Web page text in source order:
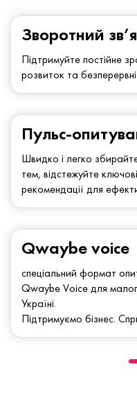
Зворотний
Підтримуйте постійне
розвиток та безперервні
Qwaybe voice
спеціальний формат
Qwaybe Voice для
Україні.
Підтримуємо бізнес.
Пульс-
Швидко і легко
тем, відстежуйте
рекомендації для